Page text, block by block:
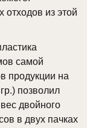
из этой
самой
продукции на
позволил
двойного
в двух пачках